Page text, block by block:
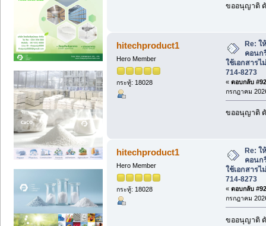
ขออนุญาติ
hitechproduct1
Hero Member
กระทู้: 18028
Re: ใ
คอนก
ใช้เอกสารไ
714-8273
« ตอบกลับ
กรกฎาคม
ขออนุญาติ
hitechproduct1
Hero Member
กระทู้: 18028
Re: ใ
คอนก
ใช้เอกสารไ
714-8273
« ตอบกลับ
กรกฎาคม
ขออนุญาติ